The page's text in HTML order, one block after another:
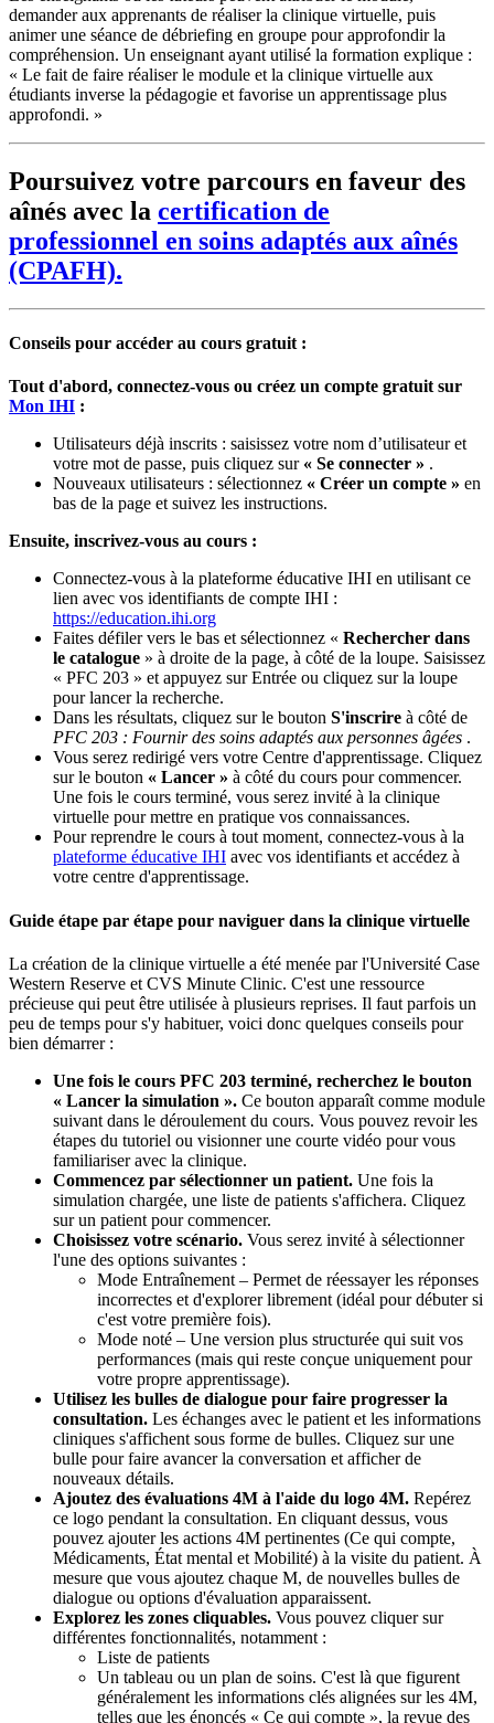
demander aux apprenants de réaliser la clinique virtuelle, puis
animer une séance de débriefing en groupe pour approfondir la
compréhension. Un enseignant ayant utilisé la formation explique :
« Le fait de faire réaliser le module et la clinique virtuelle aux
étudiants inverse la pédagogie et favorise un apprentissage plus
approfondi. »
Poursuivez votre parcours en faveur des
aînés avec la certification de
professionnel en soins adaptés aux aînés
(CPAFH).
Conseils pour accéder au cours gratuit :
Tout d'abord, connectez-vous ou créez un compte gratuit sur
Mon IHI :
Utilisateurs déjà inscrits : saisissez votre nom d’utilisateur et
votre mot de passe, puis cliquez sur « Se connecter » .
Nouveaux utilisateurs : sélectionnez « Créer un compte » en
bas de la page et suivez les instructions.
Ensuite, inscrivez-vous au cours :
Connectez-vous à la plateforme éducative IHI en utilisant ce
lien avec vos identifiants de compte IHI :
https://education.ihi.org
Faites défiler vers le bas et sélectionnez « Rechercher dans
le catalogue » à droite de la page, à côté de la loupe. Saisissez
« PFC 203 » et appuyez sur Entrée ou cliquez sur la loupe
pour lancer la recherche.
Dans les résultats, cliquez sur le bouton S'inscrire à côté de
PFC 203 : Fournir des soins adaptés aux personnes âgées .
Vous serez redirigé vers votre Centre d'apprentissage. Cliquez
sur le bouton « Lancer » à côté du cours pour commencer.
Une fois le cours terminé, vous serez invité à la clinique
virtuelle pour mettre en pratique vos connaissances.
Pour reprendre le cours à tout moment, connectez-vous à la
plateforme éducative IHI avec vos identifiants et accédez à
votre centre d'apprentissage.
Guide étape par étape pour naviguer dans la clinique virtuelle
La création de la clinique virtuelle a été menée par l'Université Case
Western Reserve et CVS Minute Clinic. C'est une ressource
précieuse qui peut être utilisée à plusieurs reprises. Il faut parfois un
peu de temps pour s'y habituer, voici donc quelques conseils pour
bien démarrer :
Une fois le cours PFC 203 terminé, recherchez le bouton
« Lancer la simulation ». Ce bouton apparaît comme module
suivant dans le déroulement du cours. Vous pouvez revoir les
étapes du tutoriel ou visionner une courte vidéo pour vous
familiariser avec la clinique.
Commencez par sélectionner un patient. Une fois la
simulation chargée, une liste de patients s'affichera. Cliquez
sur un patient pour commencer.
Choisissez votre scénario. Vous serez invité à sélectionner
l'une des options suivantes :
Mode Entraînement – ​​Permet de réessayer les réponses
incorrectes et d'explorer librement (idéal pour débuter si
c'est votre première fois).
Mode noté – Une version plus structurée qui suit vos
performances (mais qui reste conçue uniquement pour
votre propre apprentissage).
Utilisez les bulles de dialogue pour faire progresser la
consultation. Les échanges avec le patient et les informations
cliniques s'affichent sous forme de bulles. Cliquez sur une
bulle pour faire avancer la conversation et afficher de
nouveaux détails.
Ajoutez des évaluations 4M à l'aide du logo 4M. Repérez
ce logo pendant la consultation. En cliquant dessus, vous
pouvez ajouter les actions 4M pertinentes (Ce qui compte,
Médicaments, État mental et Mobilité) à la visite du patient. À
mesure que vous ajoutez chaque M, de nouvelles bulles de
dialogue ou options d'évaluation apparaissent.
Explorez les zones cliquables. Vous pouvez cliquer sur
différentes fonctionnalités, notamment :
Liste de patients
Un tableau ou un plan de soins. C'est là que figurent
généralement les informations clés alignées sur les 4M,
telles que les énoncés « Ce qui compte », la revue des